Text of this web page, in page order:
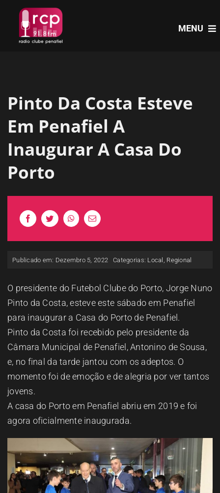
content
MENU
PROGRAMAS
A RCP
Pinto Da Costa Esteve
Em Penafiel A
Inaugurar A Casa Do
Porto
Publicado em: Dezembro 5, 2022 Categorias: Local Regional
O presidente do Futebol Clube do Porto, Jorge Nuno
Pinto da Costa, esteve este sábado em Penafiel
para inaugurar a Casa do Porto de Penafiel.
Pinto da Costa foi recebido pelo presidente da
Câmara Municipal de Penafiel, Antonino de Sousa,
e, no final da tarde jantou com os adeptos. O
momento foi de emoção e de alegria por ver tantos
jovens.
A casa do Porto em Penafiel abriu em 2019 e foi
agora oficialmente inaugurada.